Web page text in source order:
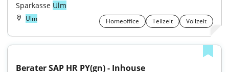
Sparkasse Ulm
Ulm Homeoffice Teilzeit Vollzeit
Berater SAP HR PY(gn) - Inhouse